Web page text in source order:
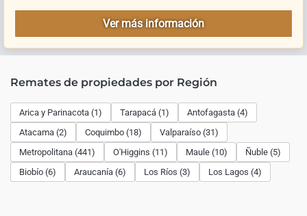
Ver más información
Remates de propiedades por Región
Arica y Parinacota (1) Tarapacá (1)
Antofagasta (4)
Atacama (2)
Coquimbo (18)
Valparaíso (31)
Metropolitana (441)
O'Higgins (11) Maule (10)
Ñuble (5)
Biobío (6)
Araucanía (6) Los Ríos (3) Los Lagos (4)